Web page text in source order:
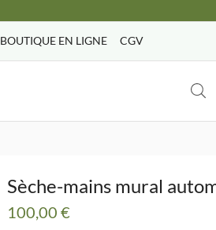
BOUTIQUE EN LIGNE CGV
Sèche-mains mural
100,00 €